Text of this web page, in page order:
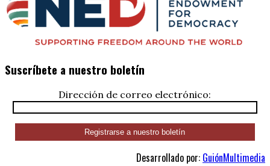
Suscríbete a nuestro boletín
Dirección de correo electrónico:
Desarrollado por: GuiónMultimedia